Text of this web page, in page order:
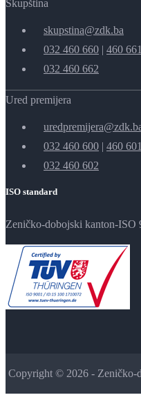
Skupština
skupstina@zdk.ba
032 460 660 | 460 661
032 460 662
Ured premijera
032 460 600 | 460 601
032 460 602
ISO standard
Zeničko-dobojski kanton-ISO
Copyright © 2026 - Zeničko-